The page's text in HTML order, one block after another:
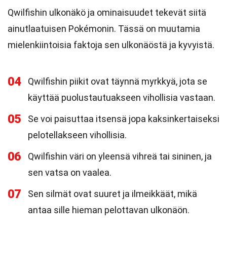
Qwilfishin ulkonäkö ja ominaisuudet tekevät siitä
ainutlaatuisen Pokémonin. Tässä on muutamia
mielenkiintoisia faktoja sen ulkonäöstä ja kyvyistä.
04
Qwilfishin piikit ovat täynnä myrkkyä, jota se
käyttää puolustautuakseen vihollisia vastaan.
05
Se voi paisuttaa itsensä jopa kaksinkertaiseksi
pelotellakseen vihollisia.
06
Qwilfishin väri on yleensä vihreä tai sininen, ja
sen vatsa on vaalea.
07
Sen silmät ovat suuret ja ilmeikkäät, mikä
antaa sille hieman pelottavan ulkonäön.